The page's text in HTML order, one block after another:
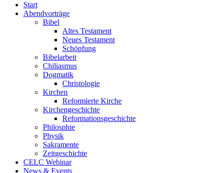
Start
Abendvorträge
Bibel
Altes Testament
Neues Testament
Schöpfung
Bibelarbeit
Chiliasmus
Dogmatik
Christologie
Kirchen
Reformierte Kirche
Kirchengeschichte
Reformationsgeschichte
Philosphie
Physik
Sakramente
Zeitgeschichte
CELC Webinar
News & Events